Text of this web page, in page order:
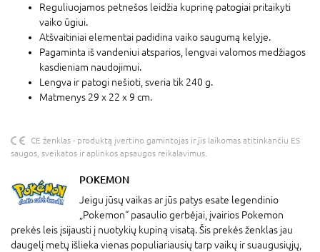
Reguliuojamos petnešos leidžia kuprinę patogiai pritaikyti
vaiko ūgiui.
Atšvaitiniai elementai padidina vaiko saugumą kelyje.
Pagaminta iš vandeniui atsparios, lengvai valomos medžiagos
kasdieniam naudojimui.
Lengva ir patogi nešioti, sveria tik 240 g.
Matmenys 29 x 22 x 9 cm.
CE ženklas - produktą įvertino gamintojas ir jis laikomas atitinkančiu ES
saugos, sveikatos ir aplinkos apsaugos reikalavimus.
POKEMON
Jeigu jūsų vaikas ar jūs patys esate legendinio
„Pokemon“ pasaulio gerbėjai, įvairios Pokemon
prekės leis įsijausti į nuotykių kupiną visatą. Šis prekės ženklas jau
daugelį metų išlieka vienas populiariausių tarp vaikų ir suaugusiųjų,